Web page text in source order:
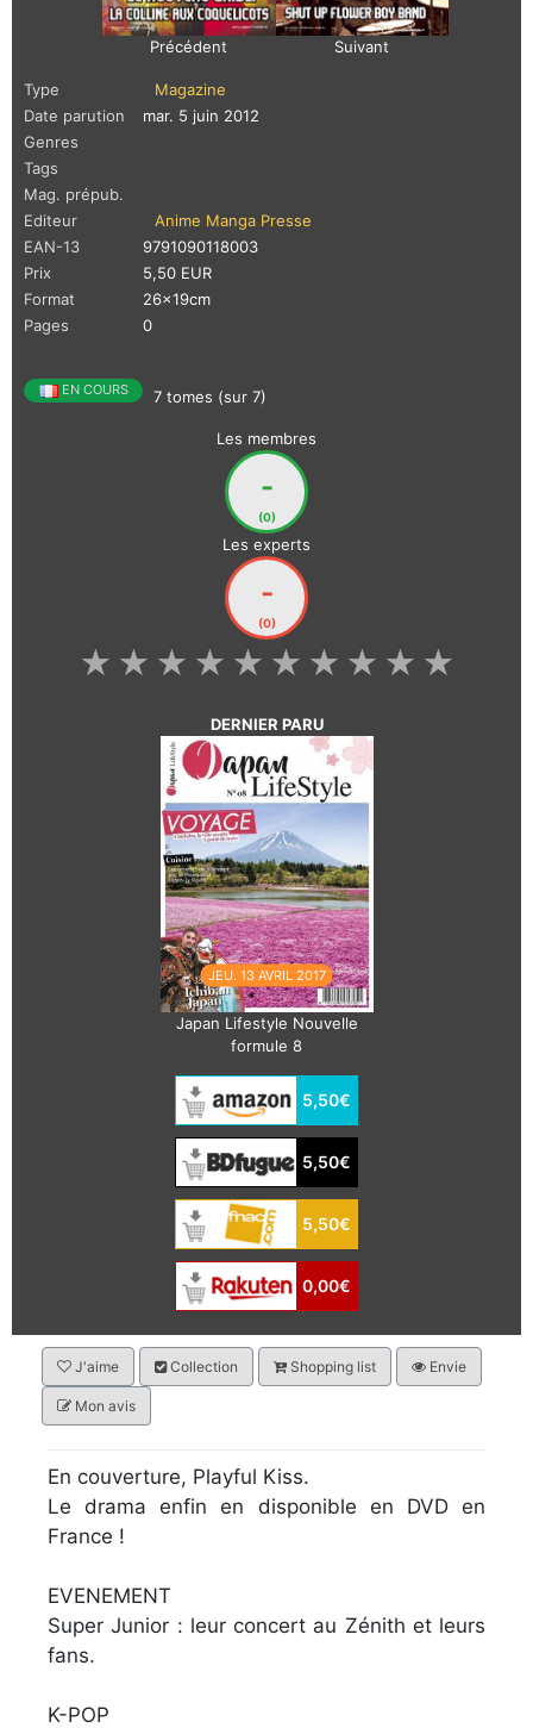
Précédent Suivant
Type
Magazine
Date parution
mar. 5 juin 2012
Genres
Tags
Mag. prépub.
Editeur
Anime Manga Presse
EAN-13
9791090118003
Prix
5,50 EUR
Format
26x19cm
Pages
0
EN COURS 7 tomes (sur 7)
Les membres
-
(0)
Les experts
-
(0)
★
★
★
★
★
★
★
★
★
★
DERNIER PARU
JEU. 13 AVRIL 2017
Japan Lifestyle Nouvelle
formule 8
5,50€
5,50€
5,50€
0,00€
J'aime Collection Shopping list Envie
Mon avis
En couverture, Playful Kiss.
Le drama enfin en disponible en DVD en
France !
EVENEMENT
Super Junior : leur concert au Zénith et leurs
fans.
K-POP